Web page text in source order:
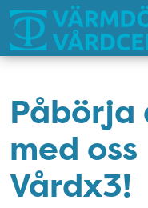
med
Vårdx3!